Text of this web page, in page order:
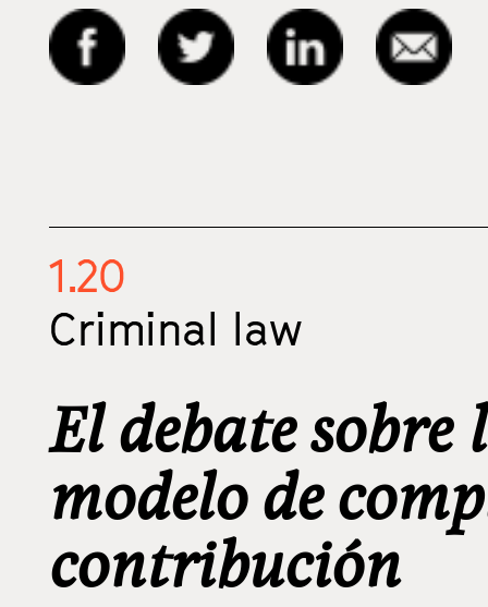
1.20
Criminal law
El debate sobre
modelo de
contribución